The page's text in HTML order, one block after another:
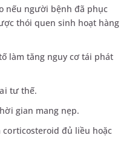
nếu người bệnh đã phục
thói quen sinh hoạt hàng
làm tăng nguy cơ tái phát
tư thế.
gian mang nẹp.
corticosteroid đủ liều hoặc